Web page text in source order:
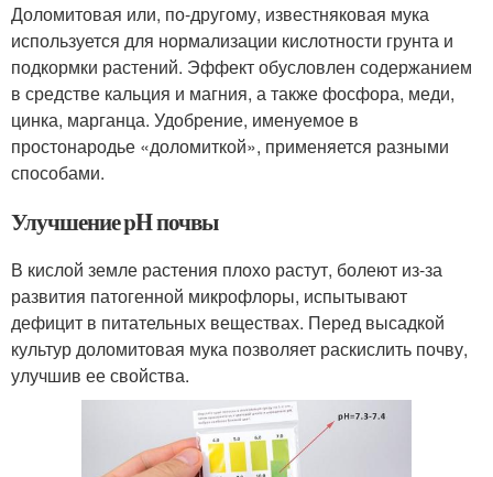
Доломитовая или, по-другому, известняковая мука
используется для нормализации кислотности грунта и
подкормки растений. Эффект обусловлен содержанием
в средстве кальция и магния, а также фосфора, меди,
цинка, марганца. Удобрение, именуемое в
простонародье «доломиткой», применяется разными
способами.
Улучшение pH почвы
В кислой земле растения плохо растут, болеют из-за
развития патогенной микрофлоры, испытывают
дефицит в питательных веществах. Перед высадкой
культур доломитовая мука позволяет раскислить почву,
улучшив ее свойства.